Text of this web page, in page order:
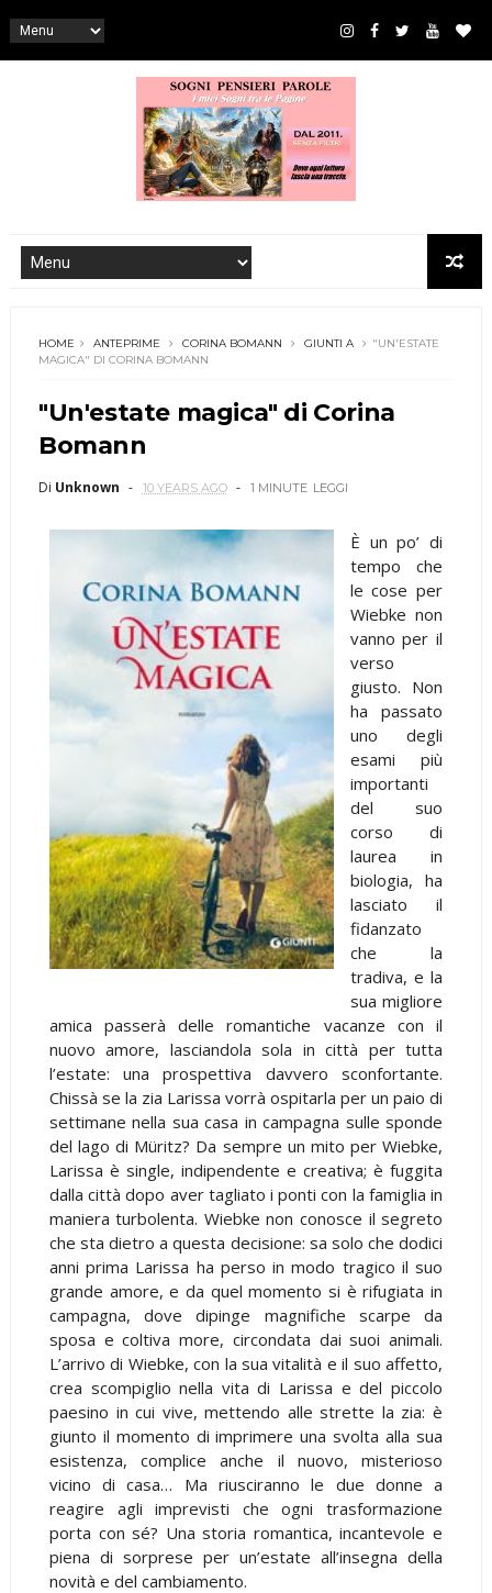
HOME ANTEPRIME CORINA BOMANN GIUNTI A
"UN'ESTATE
MAGICA" DI CORINA BOMANN
"Un'estate magica" di Corina
Bomann
Di Unknown 10 YEARS AGO 1 MINUTE LEGGI
È un po’ di
tempo che
le cose per
Wiebke non
vanno per il
verso
giusto. Non
ha passato
uno degli
esami più
importanti
del suo
corso di
laurea in
biologia, ha
lasciato il
fidanzato
che la
tradiva, e la
sua migliore
amica passerà delle romantiche vacanze con il
nuovo amore, lasciandola sola in città per tutta
l’estate: una prospettiva davvero sconfortante.
Chissà se la zia Larissa vorrà ospitarla per un paio di
settimane nella sua casa in campagna sulle sponde
del lago di Müritz? Da sempre un mito per Wiebke,
Larissa è single, indipendente e creativa; è fuggita
dalla città dopo aver tagliato i ponti con la famiglia in
maniera turbolenta. Wiebke non conosce il segreto
che sta dietro a questa decisione: sa solo che dodici
anni prima Larissa ha perso in modo tragico il suo
grande amore, e da quel momento si è rifugiata in
campagna, dove dipinge magnifiche scarpe da
sposa e coltiva more, circondata dai suoi animali.
L’arrivo di Wiebke, con la sua vitalità e il suo affetto,
crea scompiglio nella vita di Larissa e del piccolo
paesino in cui vive, mettendo alle strette la zia: è
giunto il momento di imprimere una svolta alla sua
esistenza, complice anche il nuovo, misterioso
vicino di casa… Ma riusciranno le due donne a
reagire agli imprevisti che ogni trasformazione
porta con sé? Una storia romantica, incantevole e
piena di sorprese per un’estate all’insegna della
novità e del cambiamento.